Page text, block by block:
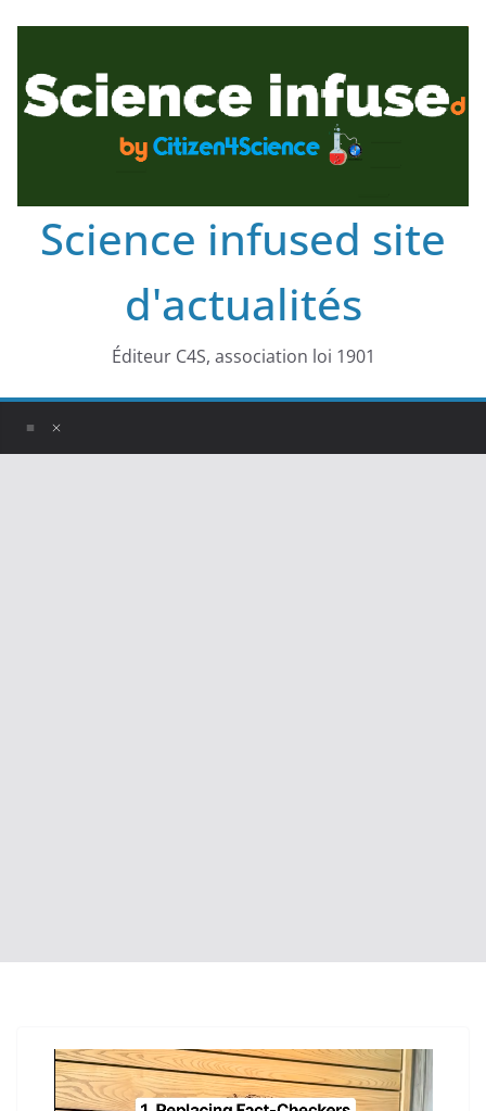
Science infused site
d'actualités
Éditeur C4S, association loi 1901